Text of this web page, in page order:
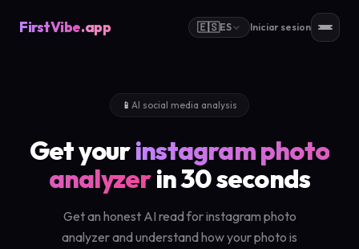
FirstVibe.app 🇪🇸ES Iniciar sesion
📱 AI social media analysis
Get yourinstagram photo
analyzerin 30 seconds
Get an honest AI read for instagram photo
analyzer and understand how your photo is